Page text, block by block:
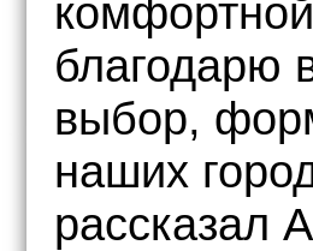
благодарю
выбор,
наших
рассказал